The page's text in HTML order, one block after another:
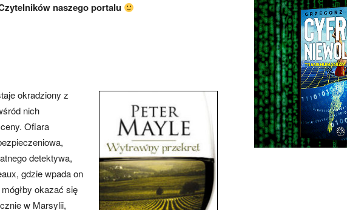
naszego portalu
okradziony z
nich
Ofiara
detektywa,
gdzie wpada on
okazać się
w Marsylii,